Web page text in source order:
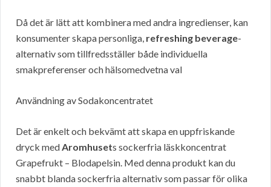
Då det är lätt att kombinera med andra ingredienser, kan
konsumenter skapa personliga, refreshing beverage-
alternativ som tillfredsställer både individuella
smakpreferenser och hälsomedvetna val
Användning av Sodakoncentratet
Det är enkelt och bekvämt att skapa en uppfriskande
dryck medAromhusets sockerfria läskkoncentrat
Grapefrukt – Blodapelsin. Med denna produkt kan du
snabbt blanda sockerfria alternativ som passar för olika